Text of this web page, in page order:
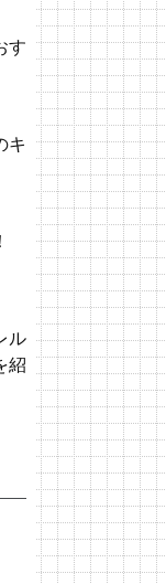
す
キ
ル
紹